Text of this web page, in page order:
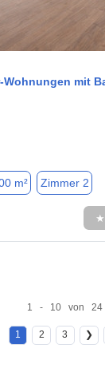
Wohnungen mit
m² Zimmer 2
★
1 - 10 von 24
1 2 3 ❯